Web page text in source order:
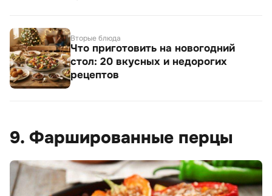
Вторые блюда
Что приготовить на новогодний
стол: 20 вкусных и недорогих
рецептов
9. Фаршированные перцы